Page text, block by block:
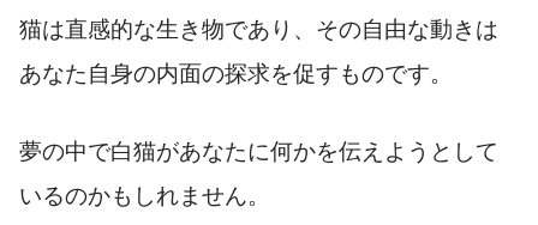
猫は直感的な生き物であり、その自由な動きは
あなた自身の内面の探求を促すものです。
夢の中で白猫があなたに何かを伝えようとして
いるのかもしれません。